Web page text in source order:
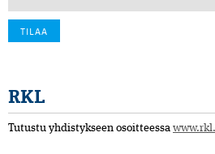
RKL
Tutustu yhdistykseen osoitteessa